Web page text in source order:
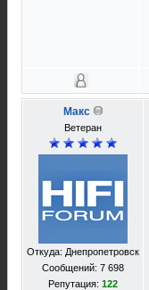
Макс
Ветеран
Откуда: Днепропетровск
Сообщений: 7 698
Репутация: 122